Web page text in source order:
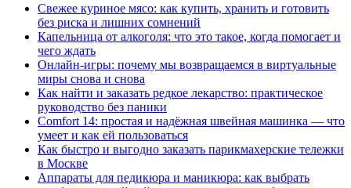
Свежее куриное мясо: как купить, хранить и готовить
без риска и лишних сомнений
Капельница от алкоголя: что это такое, когда помогает и
чего ждать
Онлайн-игры: почему мы возвращаемся в виртуальные
миры снова и снова
Как найти и заказать редкое лекарство: практическое
руководство без паники
Comfort 14: простая и надёжная швейная машинка — что
умеет и как ей пользоваться
Как быстро и выгодно заказать парикмахерские тележки
в Москве
Аппараты для педикюра и маникюра: как выбрать